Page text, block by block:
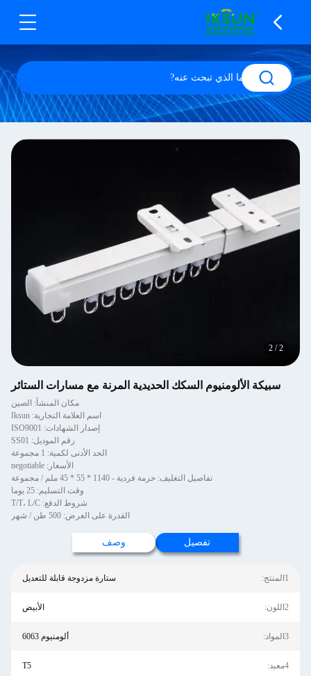
2
/
2
سبيكة الألومنيوم السكك الحديدية المرنة مع مسارات الستائر
مكان المنشأ: الصين
اسم العلامة التجارية: Iksun
إصدار الشهادات: ISO9001
رقم الموديل: SS01
الحد الأدنى لكمية: 1 مجموعة
الأسعار: negotiable
تفاصيل التغليف: حزمة فردية - 1140 * 55 * 45 ملم / مجموعة
وقت التسليم: 25 يوما
شروط الدفع: T/T، L/C
القدرة على العرض: 500 طن / شهر
تفصيل وصف
1المنتج: ستارة مزدوجة قابلة للتعديل
2اللون: الأبيض
3المواد: ألومنيوم 6063
4معبد: T5